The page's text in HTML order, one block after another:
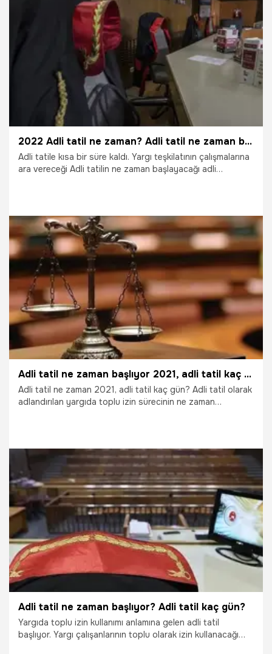
Gündem
2022 Adli tatil ne zaman? Adli tatil ne zaman başlıyor?
Adli tatile kısa bir süre kaldı. Yargı teşkilatının çalışmalarına
ara vereceği Adli tatilin ne zaman başlayacağı adli
bulunuyor. Peki, 2022 Adli tatil ne zaman? Adli tatil ne
zaman başlıyor? Adli tatil kaç gün? 2022 Adli tatil ne
zaman bitiyor? İşte detaylar…
2.06.2022
Adli tatil ne zaman başlıyor 2021, adli tatil kaç gün? Adli tatil ne zaman bitiyor?
Adli tatil ne zaman 2021, adli tatil kaç gün? Adli tatil olarak
adlandırılan yargıda toplu izin sürecinin ne zaman
Mahkemesi bu kapsama girmiyor.
15.06.2021 Gündem
Adli tatil ne zaman başlıyor? Adli tatil kaç gün?
Yargıda toplu izin kullanımı anlamına gelen adli tatil
başlıyor. Yargı çalışanlarının toplu olarak izin kullanacağı